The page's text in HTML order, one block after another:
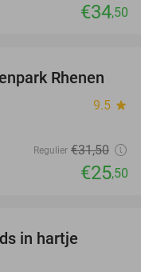
€34,50
19%
Rhenen
9.5 star
Regulier €31,50
€25,50
in hartje